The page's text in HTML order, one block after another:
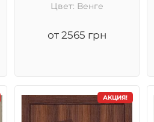
Цвет: Венге
от 2565 грн
АКЦИЯ!